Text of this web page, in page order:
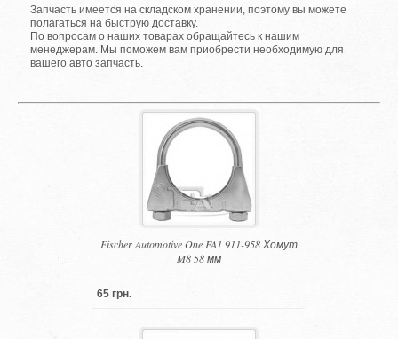
Запчасть имеется на складском хранении, поэтому вы можете
полагаться на быструю доставку.
По вопросам о наших товарах обращайтесь к нашим
менеджерам. Мы поможем вам приобрести необходимую для
вашего авто запчасть.
Fischer Automotive One FA1 911-958 Хомут
M8 58 мм
65 грн.